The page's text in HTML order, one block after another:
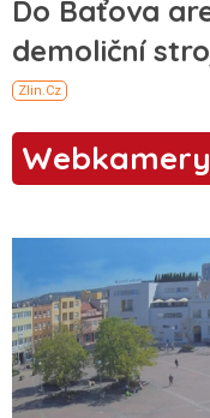
Webkamery